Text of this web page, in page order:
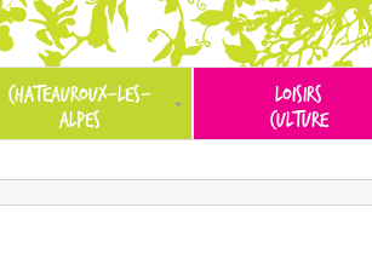
CHATEAUROUX-LES-
ALPES
LOISIRS
CULTURE